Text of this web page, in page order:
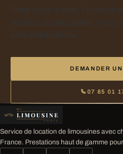
DEMANDER
07 85 01
Service de location de limousines avec
France. Prestations haut de gamme